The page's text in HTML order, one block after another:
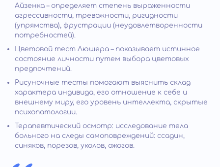
Айзенка – определяет степень выраженности
агрессивности, тревожности, ригидности
(упрямства), фрустрации (неудовлетворенности
потребностей).
Цветовой тест Люшера – показывает истинное
состояние личности путем выбора цветовых
предпочтений.
Рисуночные тесты помогают выяснить склад
характера индивида, его отношение к себе и
внешнему миру, его уровень интеллекта, скрытые
психопатологии.
Терапевтический осмотр: исследование тела
больного на следы самоповреждений: ссадин,
синяков, порезов, уколов, ожогов.